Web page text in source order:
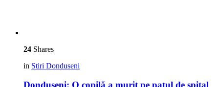
24 Shares
in Stiri Donduseni
Dondușeni: O copilă a murit pe patul de spital